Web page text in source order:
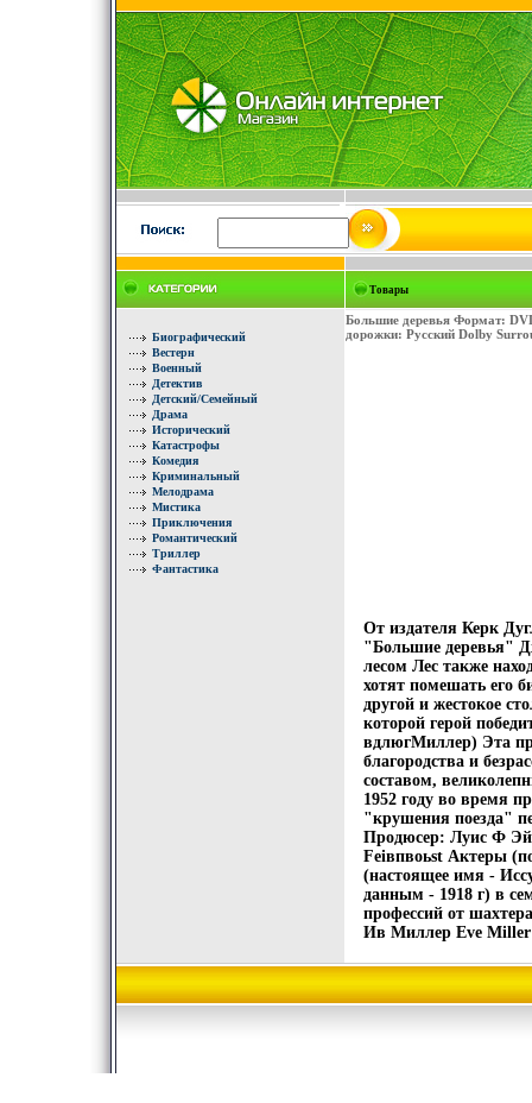
Биографический
Вестерн
Военный
Детектив
Детский/Семейный
Драма
Исторический
Катастрофы
Комедия
Криминальный
Мелодрама
Мистика
Приключения
Романтический
Триллер
Фантастика
Товары
Большие деревья Формат:
дорожки: Русский Dolby
От издателя Керк
"Большие деревья"
лесом Лес также
хотят помешать его
другой и жестокое
которой герой
вдлюгМиллер) Эта
благородства и
составом,
1952 году во время
"крушения поезда"
Продюсер: Луис Ф
Feiвпвоьst Актеры
(настоящее имя -
данным - 1918 г) в
профессий от
Ив Миллер Eve